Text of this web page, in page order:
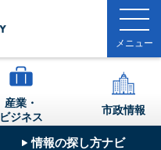
情報の探し方ナビ
産業・
ビジネス
市政情報